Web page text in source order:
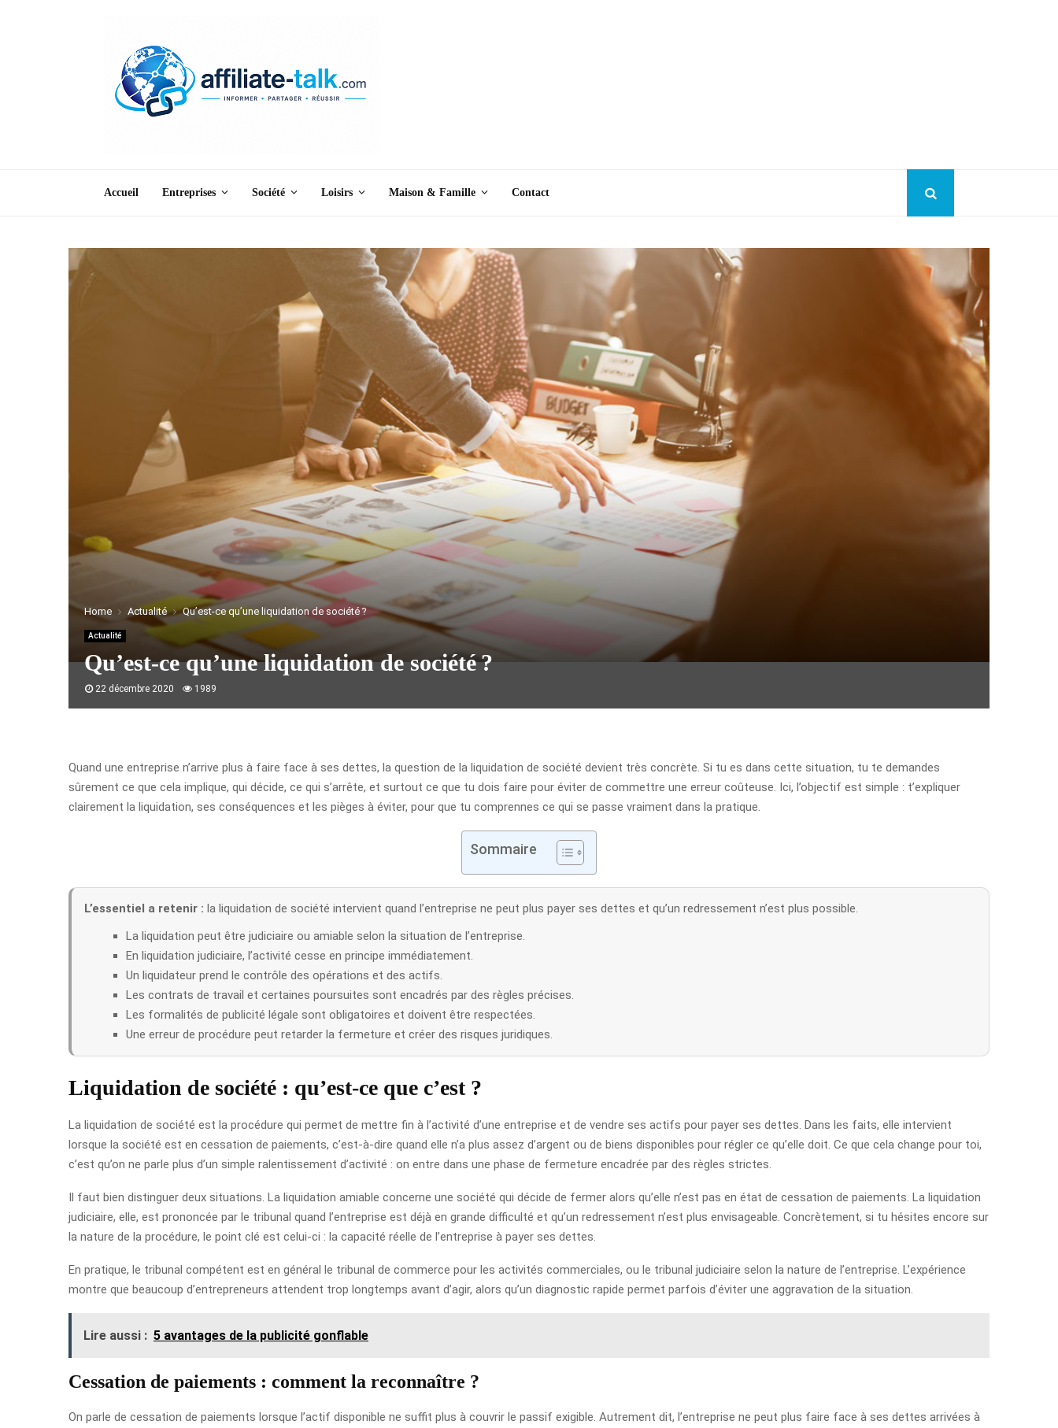
Accueil Entreprises Société Loisirs Maison & Famille Contact
Home Actualité Qu’est-ce qu’une liquidation de société ?
Actualité
Qu’est-ce qu’une liquidation de société ?
22 décembre 2020 1989
Quand une entreprise n’arrive plus à faire face à ses dettes, la question de la liquidation de société devient très concrète. Si tu es dans cette situation, tu te demandes
sûrement ce que cela implique, qui décide, ce qui s’arrête, et surtout ce que tu dois faire pour éviter de commettre une erreur coûteuse. Ici, l’objectif est simple : t’expliquer
clairement la liquidation, ses conséquences et les pièges à éviter, pour que tu comprennes ce qui se passe vraiment dans la pratique.
Sommaire
L’essentiel a retenir : la liquidation de société intervient quand l’entreprise ne peut plus payer ses dettes et qu’un redressement n’est plus possible.
La liquidation peut être judiciaire ou amiable selon la situation de l’entreprise.
En liquidation judiciaire, l’activité cesse en principe immédiatement.
Un liquidateur prend le contrôle des opérations et des actifs.
Les contrats de travail et certaines poursuites sont encadrés par des règles précises.
Les formalités de publicité légale sont obligatoires et doivent être respectées.
Une erreur de procédure peut retarder la fermeture et créer des risques juridiques.
Liquidation de société : qu’est-ce que c’est ?
La liquidation de société est la procédure qui permet de mettre fin à l’activité d’une entreprise et de vendre ses actifs pour payer ses dettes. Dans les faits, elle intervient
lorsque la société est en cessation de paiements, c’est-à-dire quand elle n’a plus assez d’argent ou de biens disponibles pour régler ce qu’elle doit. Ce que cela change pour toi,
c’est qu’on ne parle plus d’un simple ralentissement d’activité : on entre dans une phase de fermeture encadrée par des règles strictes.
Il faut bien distinguer deux situations. La liquidation amiable concerne une société qui décide de fermer alors qu’elle n’est pas en état de cessation de paiements. La liquidation
judiciaire, elle, est prononcée par le tribunal quand l’entreprise est déjà en grande difficulté et qu’un redressement n’est plus envisageable. Concrètement, si tu hésites encore sur
la nature de la procédure, le point clé est celui-ci : la capacité réelle de l’entreprise à payer ses dettes.
En pratique, le tribunal compétent est en général le tribunal de commerce pour les activités commerciales, ou le tribunal judiciaire selon la nature de l’entreprise. L’expérience
montre que beaucoup d’entrepreneurs attendent trop longtemps avant d’agir, alors qu’un diagnostic rapide permet parfois d’éviter une aggravation de la situation.
Lire aussi : 5 avantages de la publicité gonflable
Cessation de paiements : comment la reconnaître ?
On parle de cessation de paiements lorsque l’actif disponible ne suffit plus à couvrir le passif exigible. Autrement dit, l’entreprise ne peut plus faire face à ses dettes arrivées à